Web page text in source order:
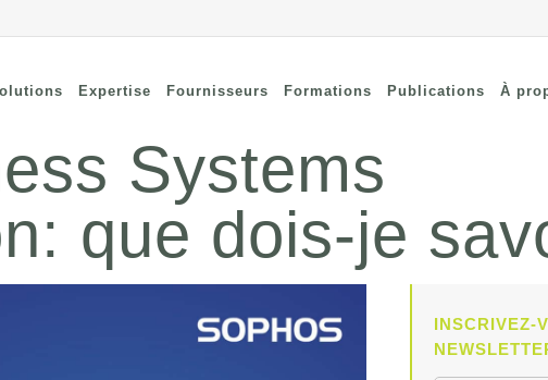
à distance
terminaux
Security
Connectivity
Wi-Fi / Bluetooth
Expertise Fournisseurs Formations Publications À
Systems
que dois-je
INSCRIVEZ-